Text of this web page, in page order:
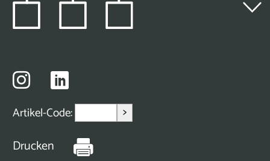
Artikel-Code: >
Drucken